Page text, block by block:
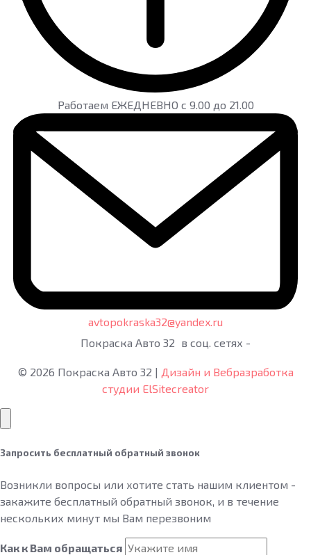
Работаем ЕЖЕДНЕВНО с 9.00 до 21.00
avtopokraska32@yandex.ru
Покраска Авто 32 в соц. сетях -
© 2026 Покраска Авто 32 | Дизайн и Вебразработка
студии ElSitecreator
Запросить бесплатный обратный звонок
Возникли вопросы или хотите стать нашим клиентом -
закажите бесплатный обратный звонок, и в течение
нескольких минут мы Вам перезвоним
Как к Вам обращаться